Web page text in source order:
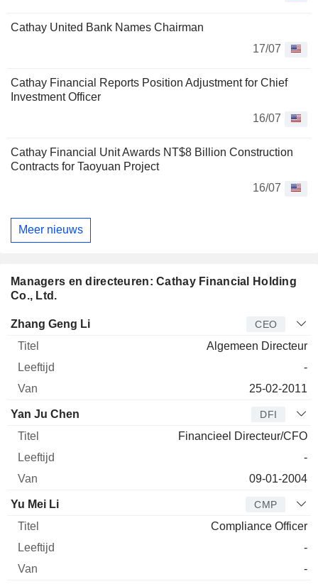
Cathay United Bank Names Chairman
17/07
Cathay Financial Reports Position Adjustment for Chief
Investment Officer
16/07
Cathay Financial Unit Awards NT$8 Billion Construction
Contracts for Taoyuan Project
16/07
Meer nieuws
Managers en directeuren: Cathay Financial Holding
Co., Ltd.
Bedrijfsleider Titel
Zhang Geng Li CEO
Algemeen Directeur
-
25-02-2011
Yan Ju Chen DFI
Financieel Directeur/CFO
-
09-01-2004
Yu Mei Li CMP
Compliance Officer
-
-